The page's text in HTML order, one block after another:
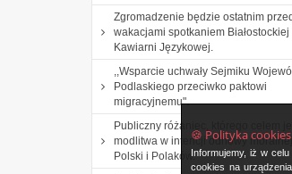
🍪 Polityka
Informujemy, iż w
cookies na
Zgromadzenie będzie ostatnim
wakacjami spotkaniem Białostockiej
Kawiarni Językowej.
,,Wsparcie uchwały Sejmiku
Podlaskiego przeciwko paktowi
migracyjnemu".
Publiczny różaniec, którego celem
modlitwa w intencji odnowy moralnej
Polski i Polaków.